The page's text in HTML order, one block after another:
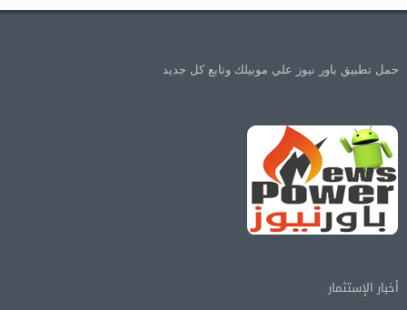
حمل تطبيق باور نيوز علي موبيلك وتابع كل جديد
أخبار الإستثمار